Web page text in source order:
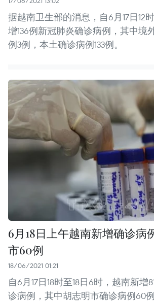
据越南卫生部的消息，自6月17日12
增136例新冠肺炎确诊病例，其中境
例3例，本土确诊病例133例。
6月18日上午越南新增确诊病
市60例
18/06/2021 01:21
自6月17日18时至18日6时，越南新增
诊病例，其中胡志明市确诊病例60例